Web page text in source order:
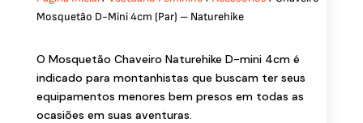
Mosquetão D-Mini 4cm (Par) – Naturehike
O Mosquetão Chaveiro Naturehike D-mini 4cm é
indicado para montanhistas que buscam ter seus
equipamentos menores bem presos em todas as
ocasiões em suas aventuras.